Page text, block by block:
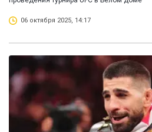
06 октября 2025, 14:17